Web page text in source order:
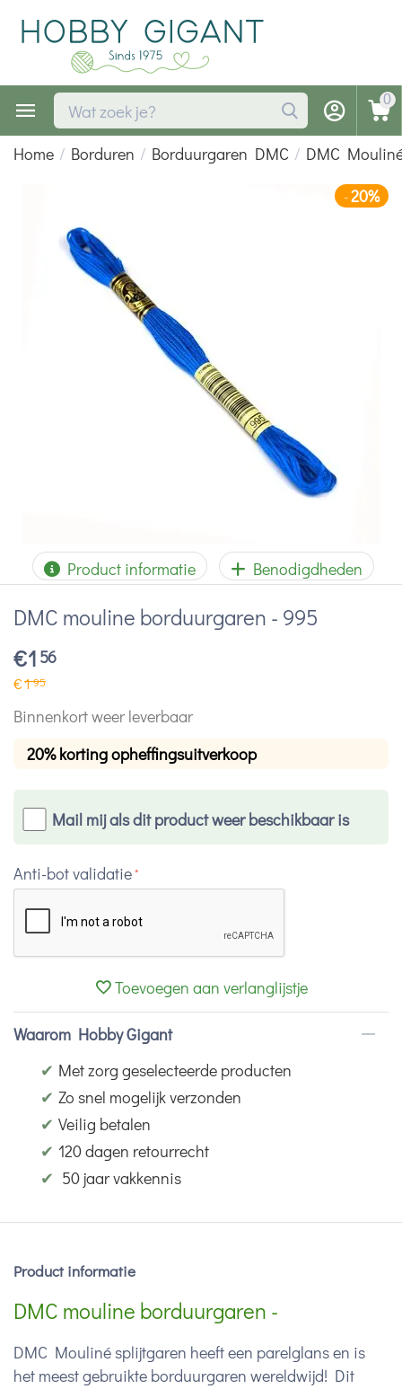
0
Home / Borduren / Borduurgaren DMC / DMC
-20%
Product informatie Benodigdheden
DMC mouline borduurgaren - 995
€1 56
€195
Binnenkort weer leverbaar
20% korting opheffingsuitverkoop
Mail mij als dit product weer beschikbaar is
Anti-bot validatie
Toevoegen aan verlanglijstje
Waarom Hobby Gigant
✔ Met zorg geselecteerde producten
✔ Zo snel mogelijk verzonden
✔ Veilig betalen
✔ 120 dagen retourrecht
✔ 50 jaar vakkennis
Product informatie
DMC mouline borduurgaren -
DMC Mouliné splijtgaren heeft een parelglans en is
het meest gebruikte borduurgaren wereldwijd! Dit